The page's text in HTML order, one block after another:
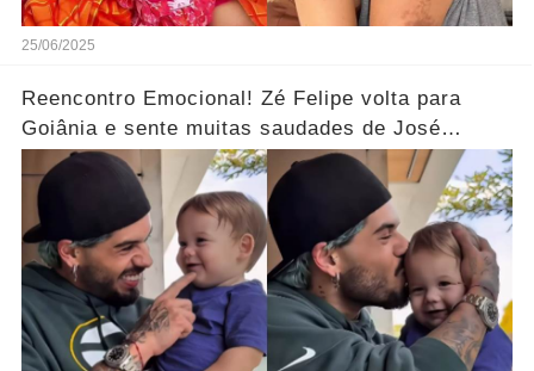
25/06/2025
Reencontro Emocional! Zé Felipe volta para
Goiânia e sente muitas saudades de José
Leonardo